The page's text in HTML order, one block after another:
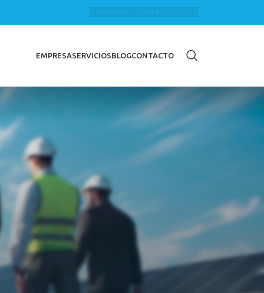
EMPRESASERVICIOSBLOGCONTACTO
CATEGORÍAS
Aceite
Achique de agua
Atasco
atascos
Camión cuba para desatascos
Canalones
Comunidad de vecinos